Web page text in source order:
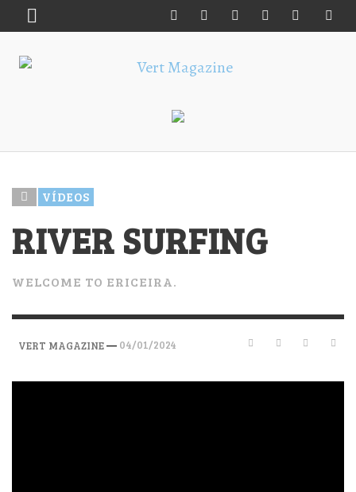
VÍDEOS
RIVER SURFING
WELCOME TO ERICEIRA.
VERT MAGAZINE— 04/01/2024